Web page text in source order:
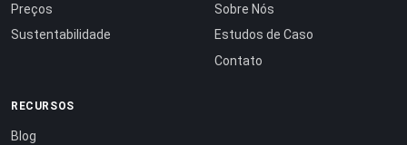
Preços
Sustentabilidade
Sobre Nós
Estudos de Caso
Contato
RECURSOS
Blog